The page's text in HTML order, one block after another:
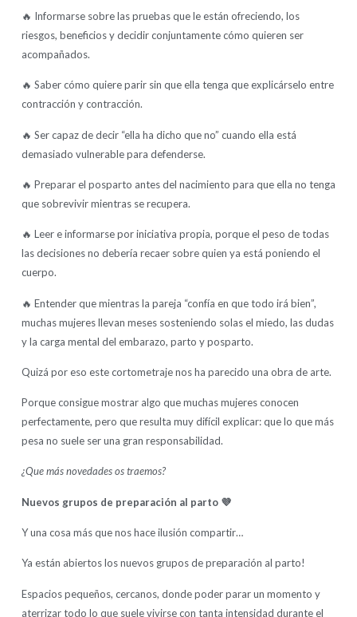
🔥 Informarse sobre las pruebas que le están ofreciendo, los
riesgos, beneficios y decidir conjuntamente cómo quieren ser
acompañados.
🔥 Saber cómo quiere parir sin que ella tenga que explicárselo entre
contracción y contracción.
🔥 Ser capaz de decir “ella ha dicho que no” cuando ella está
demasiado vulnerable para defenderse.
🔥 Preparar el posparto antes del nacimiento para que ella no tenga
que sobrevivir mientras se recupera.
🔥 Leer e informarse por iniciativa propia, porque el peso de todas
las decisiones no debería recaer sobre quien ya está poniendo el
cuerpo.
🔥 Entender que mientras la pareja “confía en que todo irá bien”,
muchas mujeres llevan meses sosteniendo solas el miedo, las dudas
y la carga mental del embarazo, parto y posparto.
Quizá por eso este cortometraje nos ha parecido una obra de arte.
Porque consigue mostrar algo que muchas mujeres conocen
perfectamente, pero que resulta muy difícil explicar: que lo que más
pesa no suele ser una gran responsabilidad.
¿Que más novedades os traemos?
Nuevos grupos de preparación al parto 💜
Y una cosa más que nos hace ilusión compartir…
Ya están abiertos los nuevos grupos de preparación al parto!
Espacios pequeños, cercanos, donde poder parar un momento y
aterrizar todo lo que suele vivirse con tanta intensidad durante el